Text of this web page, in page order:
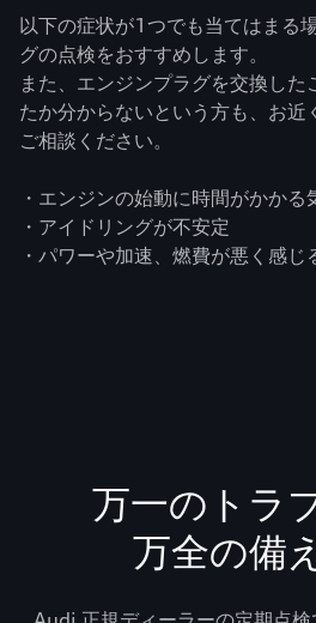
以下の症状が1つでも当てはまる
グの点検をおすすめします。
また、エンジンプラグを交換した
たか分からないという方も、お近
ご相談ください。
・エンジンの始動に時間がかかる
・アイドリングが不安定
・パワーや加速、燃費が悪く感じ
万一のトラ
万全の備